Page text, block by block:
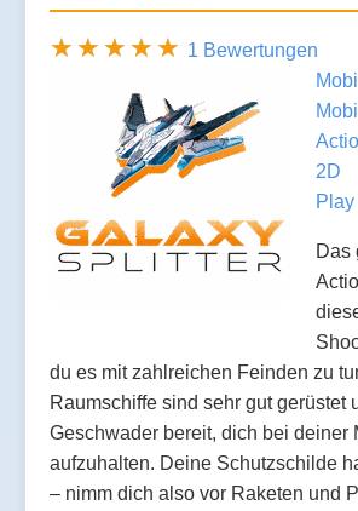
1 Bewertungen
2D
Play
Das
du es mit zahlreichen Feinden zu
Raumschiffe sind sehr gut gerüstet
Geschwader bereit, dich bei deiner
aufzuhalten. Deine Schutzschilde
– nimm dich also vor Raketen und